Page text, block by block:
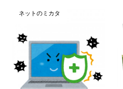
ネットのミカタ